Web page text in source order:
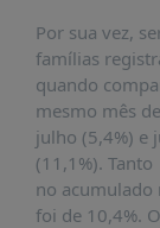
MATERIAIS
DISPONÍVEIS
PUBLICAÇÕES
REVISTA
RUMOS
LIVROS
Por sua vez,
famílias
quando
mesmo mês
julho (5,4%) e
(11,1%). Tanto
no acumulado
foi de 10,4%.